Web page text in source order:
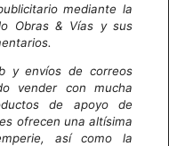
mediante la
Obras & Vías y sus
y envíos de correos
vender con mucha
de apoyo de
ofrecen una altísima
así como la